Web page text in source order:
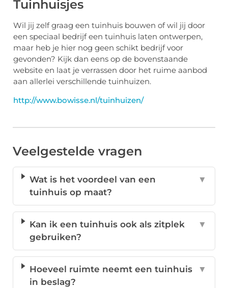
Tuinhuisjes
Wil jij zelf graag een tuinhuis bouwen of wil jij door
een speciaal bedrijf een tuinhuis laten ontwerpen,
maar heb je hier nog geen schikt bedrijf voor
gevonden? Kijk dan eens op de bovenstaande
website en laat je verrassen door het ruime aanbod
aan allerlei verschillende tuinhuizen.
http://www.bowisse.nl/tuinhuizen/
Veelgestelde vragen
Wat is het voordeel van een
tuinhuis op maat?
▼
Kan ik een tuinhuis ook als zitplek
gebruiken?
▼
Hoeveel ruimte neemt een tuinhuis
in beslag?
▼